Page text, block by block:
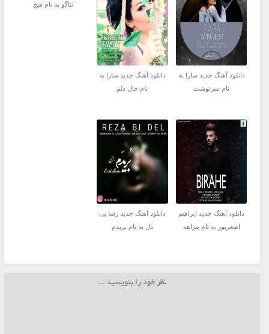
دانلود آهنگ جدید سارا به
نام سرنوشت
دانلود آهنگ جدید سارا به
نام حال دلم
ثناگو به نام هیچ
دانلود آهنگ جدید ابراهیم
اصغرپور به نام بیراهه
دانلود آهنگ جدید رضا بی
دل به نام بریدم